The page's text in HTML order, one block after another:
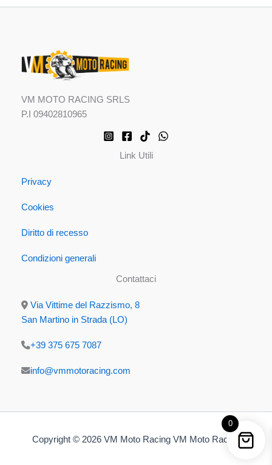
VM MOTO RACING SRLS
P.I 09402810965
Link Utili
Privacy
Cookies
Diritto di recesso
Condizioni generali
Contattaci
Via Vittime del Razzismo, 8
San Martino in Strada (LO)
+39 375 675 7087
info@vmmotoracing.com
Copyright © 2026 VM Moto Racing VM Moto Racing
0